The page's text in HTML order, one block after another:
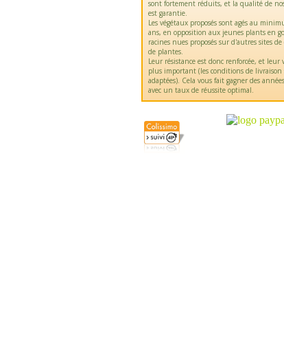
sont fortement réduits, et la qualité de
est garantie.
Les végétaux proposés sont agés au
ans, en opposition aux jeunes plants en
racines nues proposés sur d'autres sites
de plantes.
Leur résistance est donc renforcée, et leur
plus important (les conditions de livraison
adaptées). Cela vous fait gagner des
avec un taux de réussite optimal.